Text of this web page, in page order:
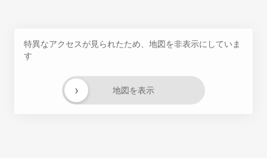
特異なアクセスが見られたため、地図を非表示にしていま
す
地図を表示
›